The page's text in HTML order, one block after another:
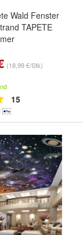
Wald Fenster
TAPETE
cm - 1 Bahn
Bahn
Bahnen
(18,99 €/Stk)
15